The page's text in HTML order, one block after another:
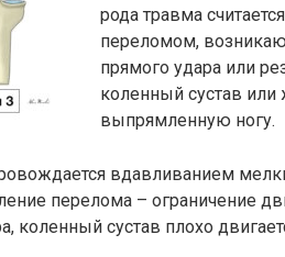
рода травма
переломом,
прямого удара или
коленный сустав или
выпрямленную ногу.
вдавливанием
перелома – ограничение
коленный сустав плохо